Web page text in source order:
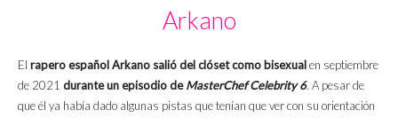
Arkano
El rapero español Arkano salió del clóset como bisexualen septiembre
de 2021 durante un episodio deMasterChef Celebrity 6. A pesar de
que él ya había dado algunas pistas que tenían que ver con su orientación